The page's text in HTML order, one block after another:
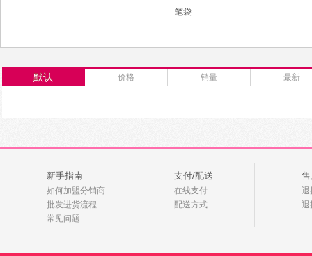
笔袋
默认 价格 销量 最新
新手指南
如何加盟分销商
批发进货流程
常见问题
支付/配送
在线支付
配送方式
退
退